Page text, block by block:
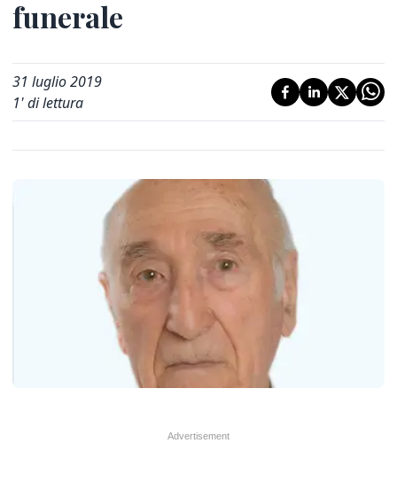
funerale
31 luglio 2019
1' di lettura